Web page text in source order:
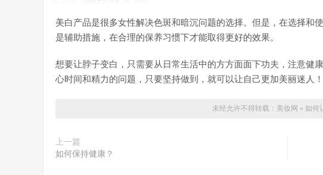
美白产品是很多女性解决色斑和暗沉问题的选择。但是，在选择和
是辅助措施，在合理的保养习惯下才能取得更好的效果。
想要让脖子变白，只需要从日常生活中的方方面面下功夫，注意健
心时间和精力的问题，只要坚持做到，就可以让自己更加美丽迷人！
未经允许不得转载： 美妆网 » 如何
上一篇
如何保持健康？